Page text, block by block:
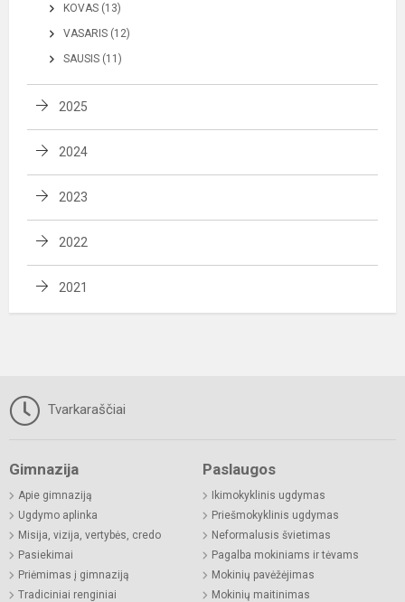
KOVAS (13)
VASARIS (12)
SAUSIS (11)
2025
2024
2023
2022
2021
Tvarkaraščiai
Gimnazija
Apie gimnaziją
Ugdymo aplinka
Misija, vizija, vertybės, credo
Pasiekimai
Priėmimas į gimnaziją
Tradiciniai renginiai
Paslaugos
Ikimokyklinis ugdymas
Priešmokyklinis ugdymas
Neformalusis švietimas
Pagalba mokiniams ir tėvams
Mokinių pavėžėjimas
Mokinių maitinimas